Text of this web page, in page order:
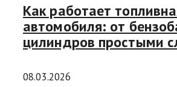
Как работает
автомобиля: от
цилиндров простыми
08.03.2026